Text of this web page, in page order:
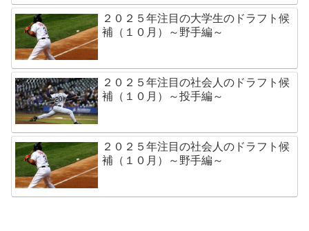
２０２５年注目の大学生のドラフト候
補（１０月）～野手編～
２０２５年注目の社会人のドラフト候
補（１０月）～投手編～
２０２５年注目の社会人のドラフト候
補（１０月）～野手編～